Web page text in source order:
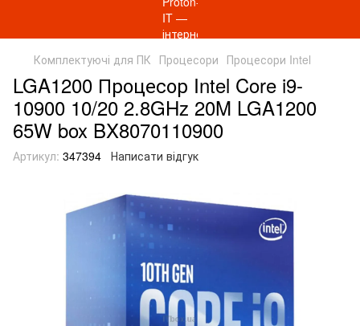
Комплектуючі для ПК Процесори Процесори Intel
LGA1200 Процесор Intel Core i9-
10900 10/20 2.8GHz 20M LGA1200
65W box BX8070110900
Артикул: 347394 Написати відгук